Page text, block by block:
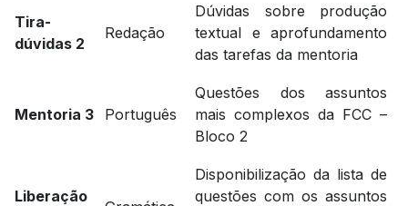
Tira-
dúvidas 2
Redação
Dúvidas sobre produção
textual e aprofundamento
das tarefas da mentoria
Mentoria 3 Português
Questões dos assuntos
mais complexos da FCC –
Bloco 2
Liberação
Disponibilização da lista de
questões com os assuntos